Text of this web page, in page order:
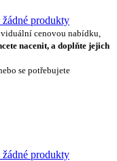
žádné produkty
cenovou nabídku,
nacenit, a doplňte jejich
se potřebujete
žádné produkty